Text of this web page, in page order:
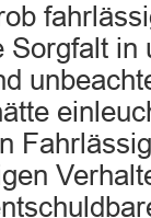
in